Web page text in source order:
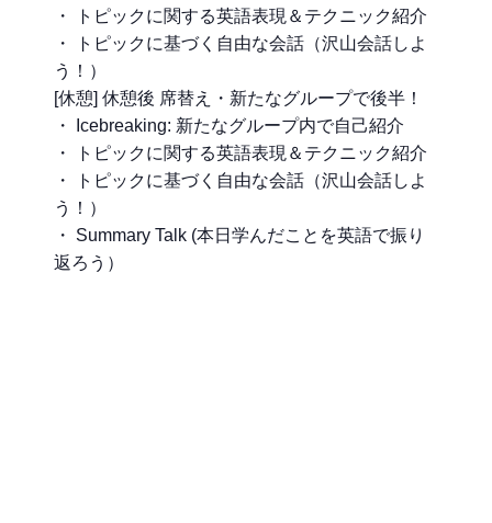
・ トピックに関する英語表現＆テクニック紹介
・ トピックに基づく自由な会話（沢山会話しよ
う！）
[休憩] 休憩後 席替え・新たなグループで後半！
・ Icebreaking: 新たなグループ内で自己紹介
・ トピックに関する英語表現＆テクニック紹介
・ トピックに基づく自由な会話（沢山会話しよ
う！）
・ Summary Talk (本日学んだことを英語で振り
返ろう）